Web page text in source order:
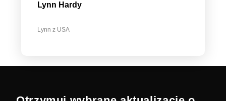
Lynn Hardy
Lynn z USA